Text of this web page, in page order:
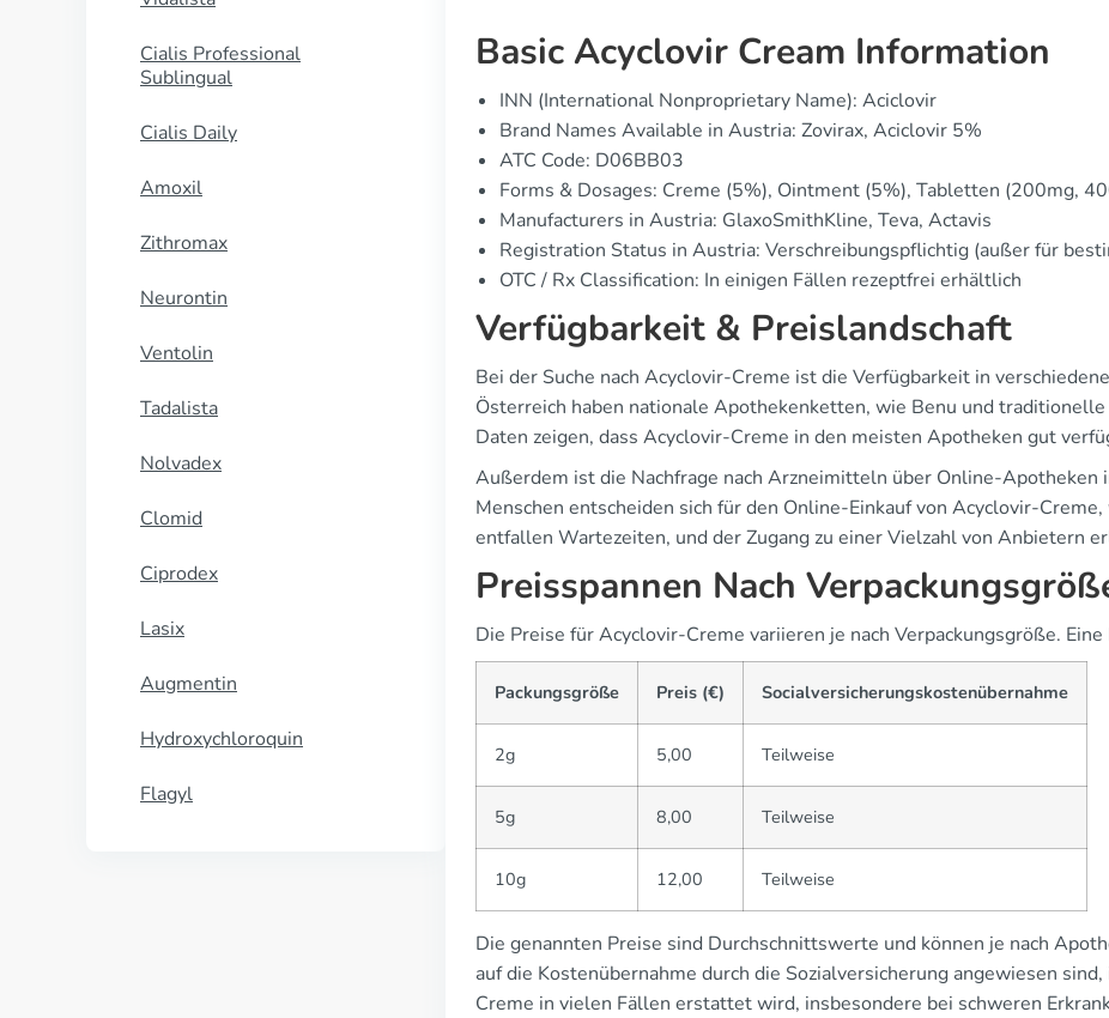
Cialis Professional
Sublingual
Cialis Daily
Amoxil
Zithromax
Neurontin
Ventolin
Tadalista
Nolvadex
Clomid
Ciprodex
Lasix
Augmentin
Hydroxychloroquin
Flagyl
Basic Acyclovir Cream Information
INN (International Nonproprietary Name): Aciclovir
Brand Names Available in Austria: Zovirax, Aciclovir 5%
ATC Code: D06BB03
Forms & Dosages: Creme (5%), Ointment (5%), Tabletten (200mg,
Manufacturers in Austria: GlaxoSmithKline, Teva, Actavis
Registration Status in Austria: Verschreibungspflichtig (außer für
OTC / Rx Classification: In einigen Fällen rezeptfrei erhältlich
Verfügbarkeit & Preislandschaft
Bei der Suche nach Acyclovir-Creme ist die Verfügbarkeit in
Österreich haben nationale Apothekenketten, wie Benu und
Daten zeigen, dass Acyclovir-Creme in den meisten Apotheken gut
Außerdem ist die Nachfrage nach Arzneimitteln über Online-Apotheken
Menschen entscheiden sich für den Online-Einkauf von Acyclovir-
entfallen Wartezeiten, und der Zugang zu einer Vielzahl von Anbietern
Preisspannen Nach
Die Preise für Acyclovir-Creme variieren je nach Verpackungsgröße.
Packungsgröße Preis (€) Socialversicherungskostenübernahme
2g 5,00 Teilweise
5g 8,00 Teilweise
10g 12,00 Teilweise
Die genannten Preise sind Durchschnittswerte und können je nach
auf die Kostenübernahme durch die Sozialversicherung angewiesen
Creme in vielen Fällen erstattet wird, insbesondere bei schweren